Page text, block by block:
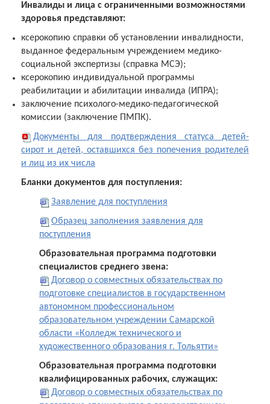
Инвалиды и лица с ограниченными возможностями
здоровья представляют:
ксерокопию справки об установлении инвалидности,
выданное федеральным учреждением медико-
социальной экспертизы (справка МСЭ);
ксерокопию индивидуальной программы
реабилитации и абилитации инвалида (ИПРА);
заключение психолого-медико-педагогической
комиссии (заключение ПМПК).
Документы для подтверждения статуса детей-
сирот и детей, оставшихся без попечения родителей
и лиц из их числа
Бланки документов для поступления:
Заявление для поступления
Образец заполнения заявления для
поступления
Образовательная программа подготовки
специалистов среднего звена:
Договор о совместных обязательствах по
подготовке специалистов в государственном
автономном профессиональном
образовательном учреждении Самарской
области «Колледж технического и
художественного образования г. Тольятти»
Образовательная программа подготовки
квалифицированных рабочих, служащих:
Договор о совместных обязательствах по